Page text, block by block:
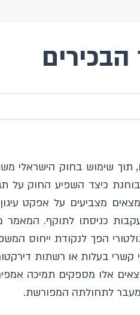
כיצד השפיע החוק על
מצביעים על אפקט
כניסתו לתוקף. המאמר
הפך לנקודת ייחוס
בעלות או רשתות
אלו מספקים תמיכה
מעבר לתחולתה המפורשת.